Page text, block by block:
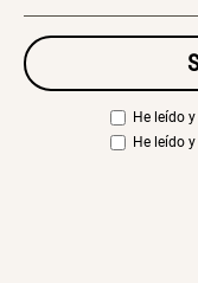
He leído
He leído